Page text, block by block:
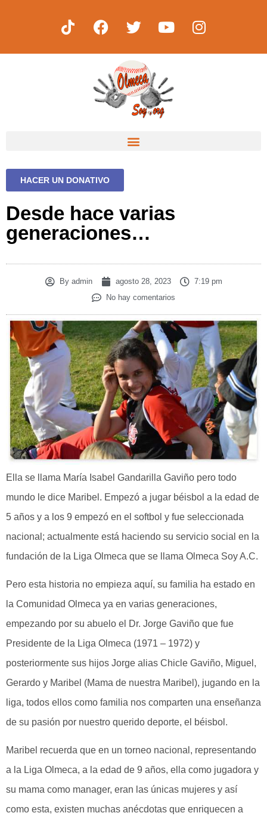
HACER UN DONATIVO
Desde hace varias
generaciones…
Byadmin agosto 28, 2023
7:19 pm
No hay comentarios
Ella se llama María Isabel Gandarilla Gaviño pero todo
mundo le dice Maribel. Empezó a jugar béisbol a la edad de
5 años y a los 9 empezó en el softbol y fue seleccionada
nacional; actualmente está haciendo su servicio social en la
fundación de la Liga Olmeca que se llama Olmeca Soy A.C.
Pero esta historia no empieza aquí, su familia ha estado en
la Comunidad Olmeca ya en varias generaciones,
empezando por su abuelo el Dr. Jorge Gaviño que fue
Presidente de la Liga Olmeca (1971 – 1972) y
posteriormente sus hijos Jorge alias Chicle Gaviño, Miguel,
Gerardo y Maribel (Mama de nuestra Maribel), jugando en la
liga, todos ellos como familia nos comparten una enseñanza
de su pasión por nuestro querido deporte, el béisbol.
Maribel recuerda que en un torneo nacional, representando
a la Liga Olmeca, a la edad de 9 años, ella como jugadora y
su mama como manager, eran las únicas mujeres y así
como esta, existen muchas anécdotas que enriquecen a